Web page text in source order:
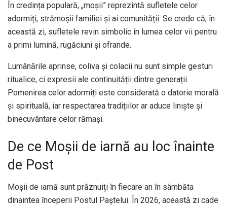
În credința populară, „moșii” reprezintă sufletele celor
adormiți, strămoșii familiei și ai comunității. Se crede că, în
această zi, sufletele revin simbolic în lumea celor vii pentru
a primi lumină, rugăciuni și ofrande.
Lumânările aprinse, coliva și colacii nu sunt simple gesturi
ritualice, ci expresii ale continuității dintre generații.
Pomenirea celor adormiți este considerată o datorie morală
și spirituală, iar respectarea tradițiilor ar aduce liniște și
binecuvântare celor rămași.
De ce Moșii de iarnă au loc înainte
de Post
Moșii de iarnă sunt prăznuiți în fiecare an în sâmbăta
dinaintea începerii Postul Paștelui. În 2026, această zi cade